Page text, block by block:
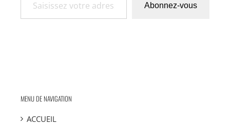
Abonnez-vous
MENU DE NAVIGATION
ACCUEIL